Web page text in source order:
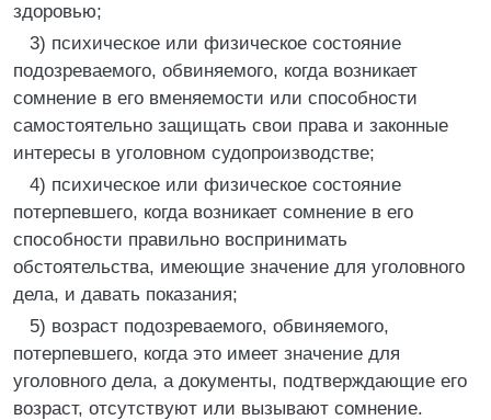
здоровью;
3) психическое или физическое состояние
подозреваемого, обвиняемого, когда возникает
сомнение в его вменяемости или способности
самостоятельно защищать свои права и законные
интересы в уголовном судопроизводстве;
4) психическое или физическое состояние
потерпевшего, когда возникает сомнение в его
способности правильно воспринимать
обстоятельства, имеющие значение для уголовного
дела, и давать показания;
5) возраст подозреваемого, обвиняемого,
потерпевшего, когда это имеет значение для
уголовного дела, а документы, подтверждающие его
возраст, отсутствуют или вызывают сомнение.